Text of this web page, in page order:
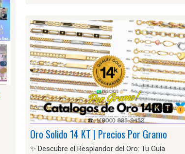
Oro Solido 14 KT | Precios Por Gramo
✨ Descubre el Resplandor del Oro: Tu Guía